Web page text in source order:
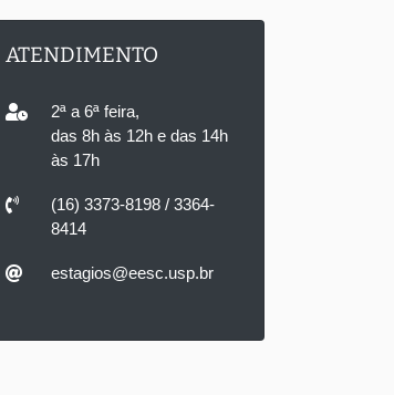
ATENDIMENTO
2ª a 6ª feira,
das 8h às 12h e das 14h
às 17h
(16) 3373-8198 / 3364-
8414
estagios@eesc.usp.br